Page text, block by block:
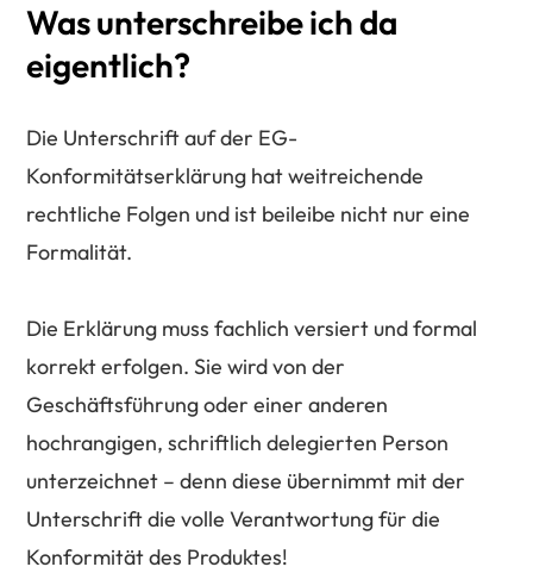
Wasunterschreibeichda
eigentlich?
Die Unterschrift auf der EG-
Konformitätserklärung hat weitreichende
rechtliche Folgen und ist beileibe nicht nur eine
Formalität.
Die Erklärung muss fachlich versiert und formal
korrekt erfolgen. Sie wird von der
Geschäftsführung oder einer anderen
hochrangigen, schriftlich delegierten Person
unterzeichnet – denn diese übernimmt mit der
Unterschrift die volle Verantwortung für die
Konformität des Produktes!